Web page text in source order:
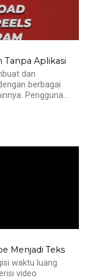
Tanpa Aplikasi
dan
berbagai
Pengguna...
Menjadi Teks
waktu luang
video